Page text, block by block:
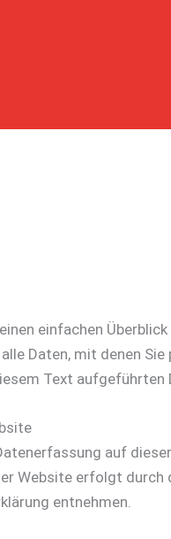
einfachen
Daten, mit denen
Text aufgeführten
auf
Website erfolgt
entnehmen.